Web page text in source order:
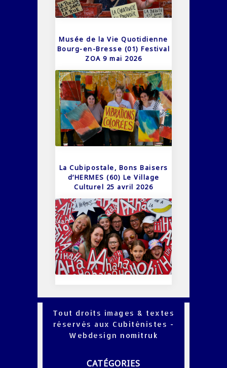
Musée de la Vie Quotidienne
Bourg-en-Bresse (01) Festival
ZOA 9 mai 2026
La Cubipostale, Bons Baisers
d’HERMES (60) Le Village
Culturel 25 avril 2026
Tout droits images & textes
réservés aux Cubiténistes -
Webdesign nomitruk
CATÉGORIES